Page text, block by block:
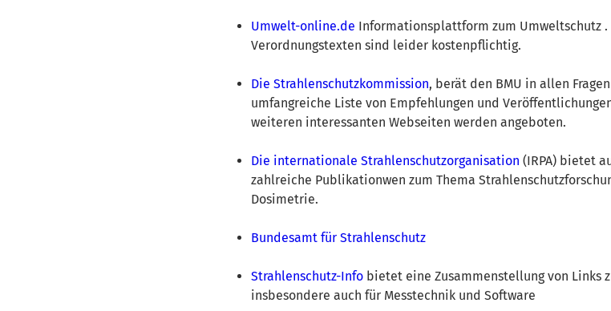
Umwelt-online.de Informationsplattform zum Umweltschutz .
Verordnungstexten sind leider kostenpflichtig.
Die Strahlenschutzkommission, berät den BMU in allen
umfangreiche Liste von Empfehlungen und
weiteren interessanten Webseiten werden angeboten.
Die internationale Strahlenschutzorganisation (IRPA) bietet
zahlreiche Publikationwen zum Thema
Dosimetrie.
Bundesamt für Strahlenschutz
Strahlenschutz-Info bietet eine Zusammenstellung von Links
insbesondere auch für Messtechnik und Software